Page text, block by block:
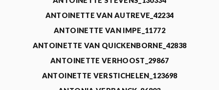
ANTOINETTE VAN AUTREVE_42234
ANTOINETTE VAN IMPE_11772
ANTOINETTE VAN QUICKENBORNE_42838
ANTOINETTE VERHOOST_29867
ANTOINETTE VERSTICHELEN_123698